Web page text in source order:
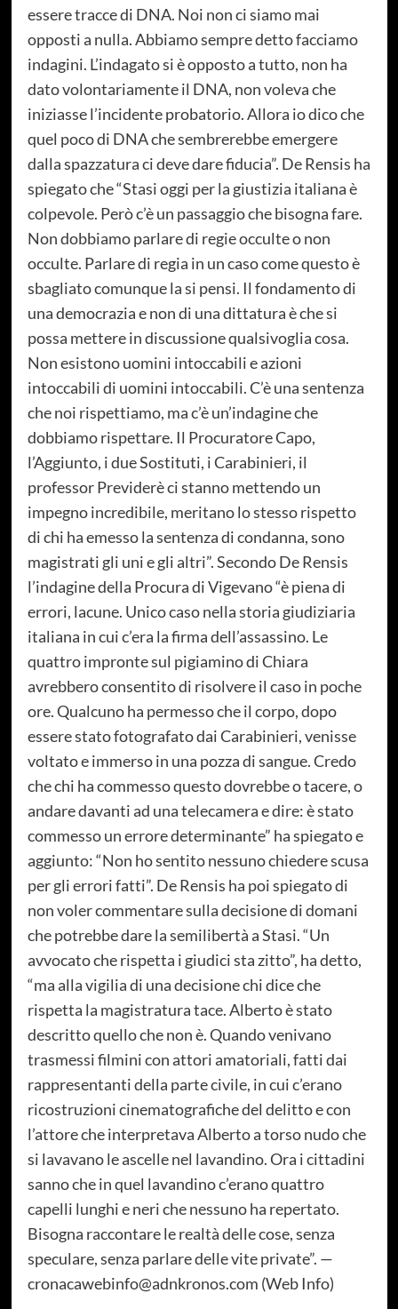
essere tracce di DNA. Noi non ci siamo mai
opposti a nulla. Abbiamo sempre detto facciamo
indagini. L’indagato si è opposto a tutto, non ha
dato volontariamente il DNA, non voleva che
iniziasse l’incidente probatorio. Allora io dico che
quel poco di DNA che sembrerebbe emergere
dalla spazzatura ci deve dare fiducia”. De Rensis ha
spiegato che “Stasi oggi per la giustizia italiana è
colpevole. Però c’è un passaggio che bisogna fare.
Non dobbiamo parlare di regie occulte o non
occulte. Parlare di regia in un caso come questo è
sbagliato comunque la si pensi. Il fondamento di
una democrazia e non di una dittatura è che si
possa mettere in discussione qualsivoglia cosa.
Non esistono uomini intoccabili e azioni
intoccabili di uomini intoccabili. C’è una sentenza
che noi rispettiamo, ma c’è un’indagine che
dobbiamo rispettare. Il Procuratore Capo,
l’Aggiunto, i due Sostituti, i Carabinieri, il
professor Previderè ci stanno mettendo un
impegno incredibile, meritano lo stesso rispetto
di chi ha emesso la sentenza di condanna, sono
magistrati gli uni e gli altri”. Secondo De Rensis
l’indagine della Procura di Vigevano “è piena di
errori, lacune. Unico caso nella storia giudiziaria
italiana in cui c’era la firma dell’assassino. Le
quattro impronte sul pigiamino di Chiara
avrebbero consentito di risolvere il caso in poche
ore. Qualcuno ha permesso che il corpo, dopo
essere stato fotografato dai Carabinieri, venisse
voltato e immerso in una pozza di sangue. Credo
che chi ha commesso questo dovrebbe o tacere, o
andare davanti ad una telecamera e dire: è stato
commesso un errore determinante” ha spiegato e
aggiunto: “Non ho sentito nessuno chiedere scusa
per gli errori fatti”. De Rensis ha poi spiegato di
non voler commentare sulla decisione di domani
che potrebbe dare la semilibertà a Stasi. “Un
avvocato che rispetta i giudici sta zitto”, ha detto,
“ma alla vigilia di una decisione chi dice che
rispetta la magistratura tace. Alberto è stato
descritto quello che non è. Quando venivano
trasmessi filmini con attori amatoriali, fatti dai
rappresentanti della parte civile, in cui c’erano
ricostruzioni cinematografiche del delitto e con
l’attore che interpretava Alberto a torso nudo che
si lavavano le ascelle nel lavandino. Ora i cittadini
sanno che in quel lavandino c’erano quattro
capelli lunghi e neri che nessuno ha repertato.
Bisogna raccontare le realtà delle cose, senza
speculare, senza parlare delle vite private”. —
cronacawebinfo@adnkronos.com (Web Info)